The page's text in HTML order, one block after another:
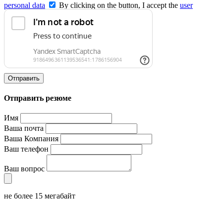
personal data
By clicking on the button, I accept the user
agreement
Отправить
Отправить резюме
Имя
Ваша почта
Ваша Компания
Ваш телефон
Ваш вопрос
не более 15 мегабайт